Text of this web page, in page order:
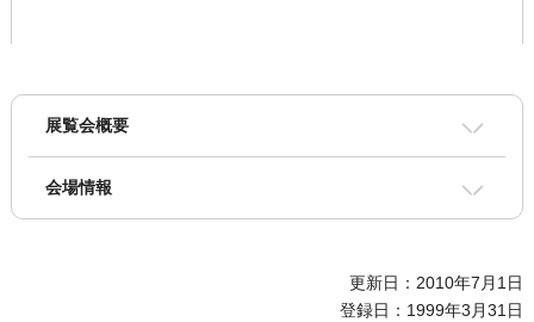
展覧会概要
会場情報
更新日：2010年7月1日
登録日：1999年3月31日